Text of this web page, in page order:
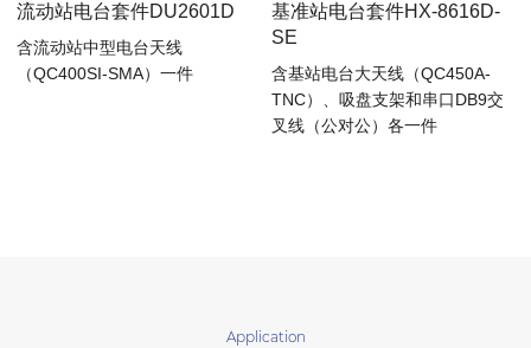
流动站电台套件DU2601D
含流动站中型电台天线
（QC400SI-SMA）一件
基准站电台套件HX-8616D-
SE
含基站电台大天线（QC450A-
TNC）、吸盘支架和串口DB9交
叉线（公对公）各一件
Application